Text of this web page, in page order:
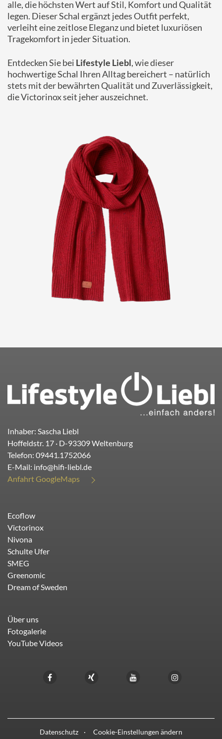
alle, die höchsten Wert auf Stil, Komfort und Qualität
legen. Dieser Schal ergänzt jedes Outfit perfekt,
verleiht eine zeitlose Eleganz und bietet luxuriösen
Tragekomfort in jeder Situation.
Entdecken Sie bei Lifestyle Liebl, wie dieser
hochwertige Schal Ihren Alltag bereichert – natürlich
stets mit der bewährten Qualität und Zuverlässigkeit,
die Victorinox seit jeher auszeichnet.
Inhaber: Sascha Liebl
Hoffeldstr. 17 · D-93309Weltenburg
Telefon: 09441.1752066
E-Mail: info@hifi-liebl.de
Anfahrt GoogleMaps
Ecoflow
Victorinox
Nivona
Schulte Ufer
SMEG
Greenomic
Dream of Sweden
Über uns
Fotogalerie
YouTube Videos
Datenschutz Cookie-Einstellungen ändern